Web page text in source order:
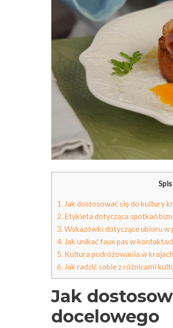
1. Jak dostosować się do kultury
2. Etykieta dotycząca spotkań
3.Wskazówki dotyczące ubioru w
4. Jak unikać faux pas w
5. Kultura podróżowania w
6. Jak radzić sobie z różnicami
Jak
docelowego